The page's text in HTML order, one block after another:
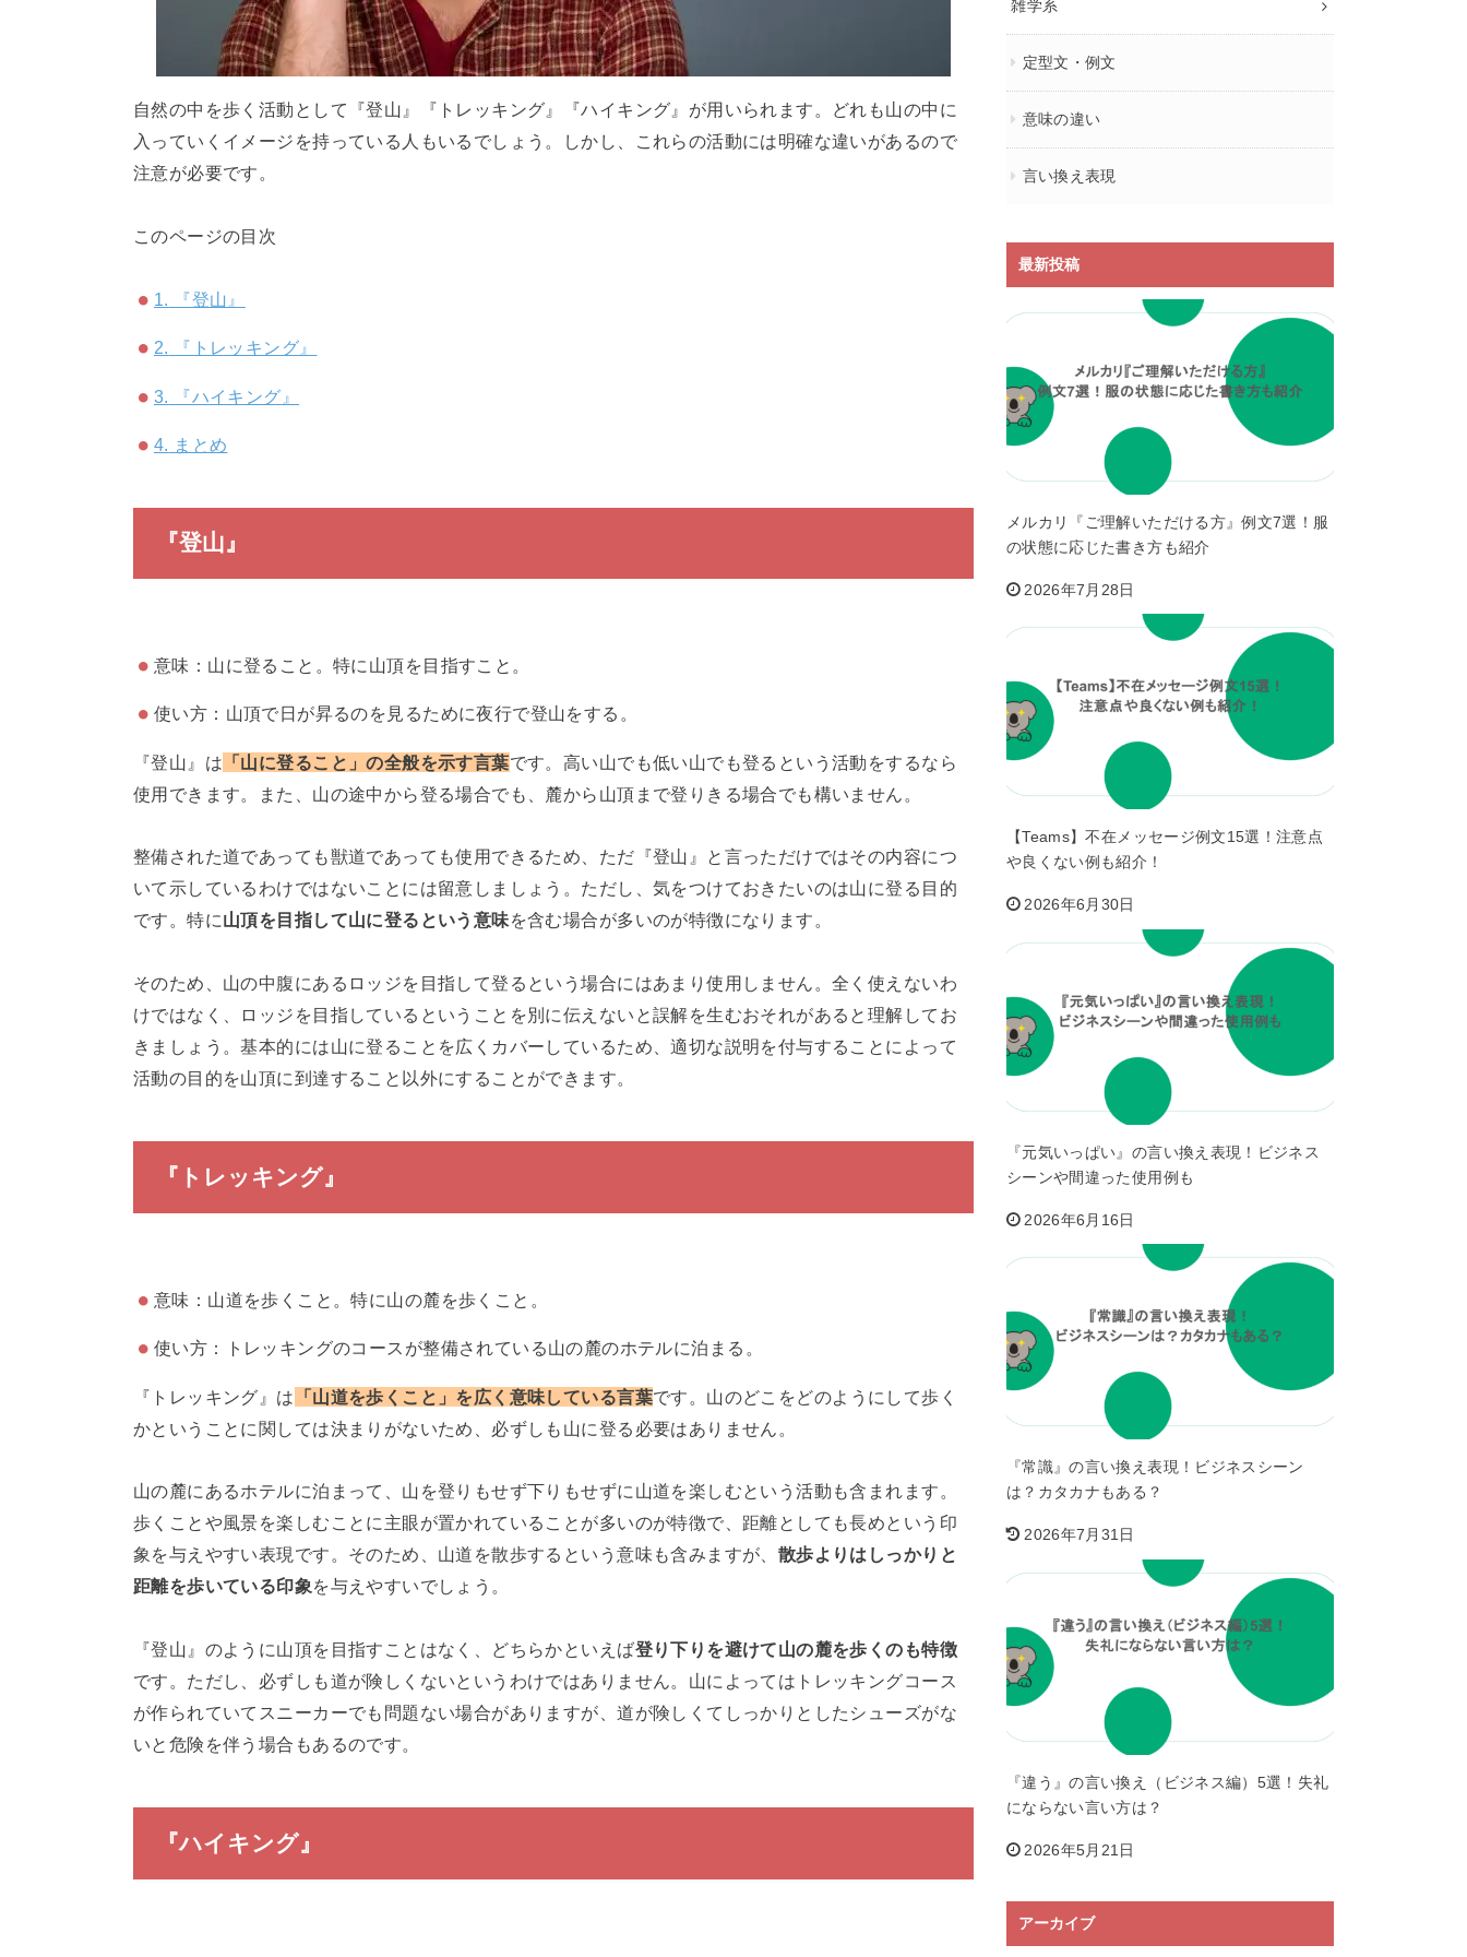
自然の中を歩く活動として『登山』『トレッキング』『ハイキング』が用いられます。どれも山の中に
入っていくイメージを持っている人もいるでしょう。しかし、これらの活動には明確な違いがあるので
注意が必要です。
このページの目次
1. 『登山』
2. 『トレッキング』
3. 『ハイキング』
4. まとめ
『登山』
意味：山に登ること。特に山頂を目指すこと。
使い方：山頂で日が昇るのを見るために夜行で登山をする。
『登山』は 「山に登ること」の全般を示す言葉です。高い山でも低い山でも登るという活動をするなら
使用できます。また、山の途中から登る場合でも、麓から山頂まで登りきる場合でも構いません。
整備された道であっても獣道であっても使用できるため、ただ『登山』と言っただけではその内容につ
いて示しているわけではないことには留意しましょう。ただし、気をつけておきたいのは山に登る目的
です。特に山頂を目指して山に登るという意味を含む場合が多いのが特徴になります。
そのため、山の中腹にあるロッジを目指して登るという場合にはあまり使用しません。全く使えないわ
けではなく、ロッジを目指しているということを別に伝えないと誤解を生むおそれがあると理解してお
きましょう。基本的には山に登ることを広くカバーしているため、適切な説明を付与することによって
活動の目的を山頂に到達すること以外にすることができます。
『トレッキング』
意味：山道を歩くこと。特に山の麓を歩くこと。
使い方：トレッキングのコースが整備されている山の麓のホテルに泊まる。
『トレッキング』は 「山道を歩くこと」を広く意味している言葉です。山のどこをどのようにして歩く
かということに関しては決まりがないため、必ずしも山に登る必要はありません。
山の麓にあるホテルに泊まって、山を登りもせず下りもせずに山道を楽しむという活動も含まれます。
歩くことや風景を楽しむことに主眼が置かれていることが多いのが特徴で、距離としても長めという印
象を与えやすい表現です。そのため、山道を散歩するという意味も含みますが、 散歩よりはしっかりと
距離を歩いている印象を与えやすいでしょう。
『登山』のように山頂を目指すことはなく、どちらかといえば登り下りを避けて山の麓を歩くのも特徴
です。ただし、必ずしも道が険しくないというわけではありません。山によってはトレッキングコース
が作られていてスニーカーでも問題ない場合がありますが、道が険しくてしっかりとしたシューズがな
いと危険を伴う場合もあるのです。
『ハイキング』
雑学系
定型文・例文
意味の違い
言い換え表現
最新投稿
メルカリ『ご理解いただける方』例文7選！服
の状態に応じた書き方も紹介
2026年7月28日
【Teams】不在メッセージ例文15選！注意点
や良くない例も紹介！
2026年6月30日
『元気いっぱい』の言い換え表現！ビジネス
シーンや間違った使用例も
2026年6月16日
『常識』の言い換え表現！ビジネスシーン
は？カタカナもある？
2026年7月31日
『違う』の言い換え（ビジネス編）5選！失礼
にならない言い方は？
2026年5月21日
アーカイブ